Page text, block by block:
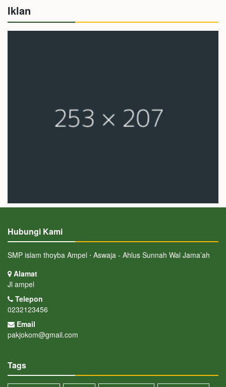
Iklan
Hubungi Kami
SMP islam thoyba Ampel ⋅ Aswaja - Ahlus Sunnah Wal Jama’ah
Alamat
Jl ampel
Telepon
0232123456
Email
pakjokom@gmail.com
Tags